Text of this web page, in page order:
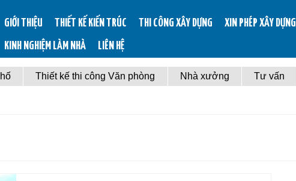
GIỚI THIỆU THIẾT KẾ KIẾN TRÚC THI CÔNG XÂY DỰNG XIN PHÉP XÂY DỰNG
KINH NGHIỆM LÀM NHÀ
LIÊN HỆ
Thiết kế thi công Văn phòng Nhà xưởng Tư vấn